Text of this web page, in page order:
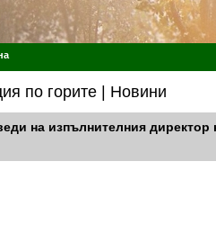
по горите | Новини
на изпълнителния